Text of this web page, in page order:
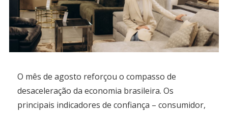
O mês de agosto reforçou o compasso de
desaceleração da economia brasileira. Os
principais indicadores de confiança – consumidor,